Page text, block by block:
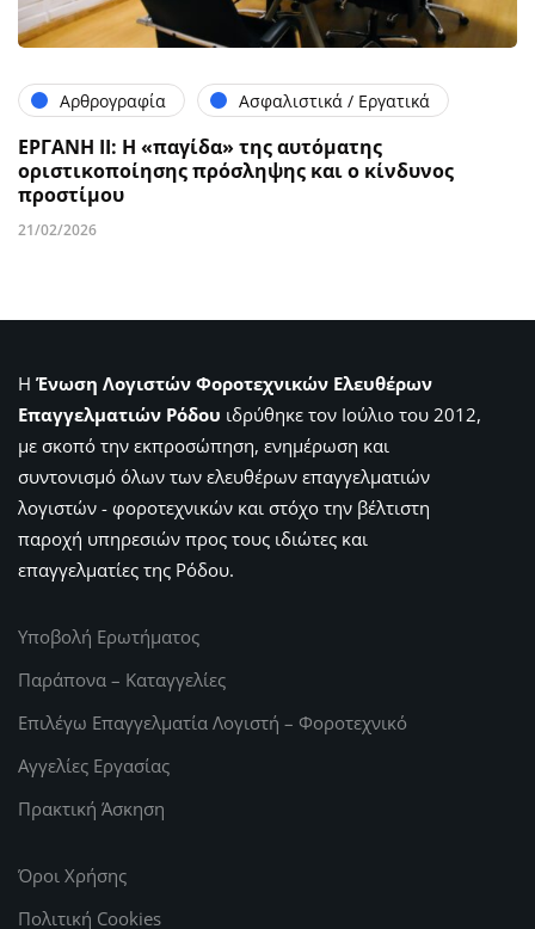
Αρθρογραφία Ασφαλιστικά / Εργατικά
ΕΡΓΑΝΗ ΙΙ: Η «παγίδα» της αυτόματης
οριστικοποίησης πρόσληψης και ο κίνδυνος
προστίμου
21/02/2026
Η Ένωση Λογιστών Φοροτεχνικών Ελευθέρων
Επαγγελματιών Ρόδου ιδρύθηκε τον Ιούλιο του 2012,
με σκοπό την εκπροσώπηση, ενημέρωση και
συντονισμό όλων των ελευθέρων επαγγελματιών
λογιστών - φοροτεχνικών και στόχο την βέλτιστη
παροχή υπηρεσιών προς τους ιδιώτες και
επαγγελματίες της Ρόδου.
Υποβολή Ερωτήματος
Παράπονα – Καταγγελίες
Επιλέγω Επαγγελματία Λογιστή – Φοροτεχνικό
Αγγελίες Εργασίας
Πρακτική Άσκηση
Όροι Χρήσης
Πολιτική Cookies